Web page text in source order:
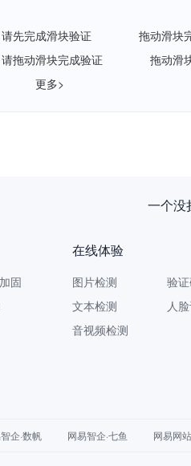
请先完成滑块验证
拖动滑块
请拖动滑块完成验证
拖动滑
更多>
一个没
固
在线体验
图片检测
文本检测
音视频检测
验
人
企·数帆 网易智企·七鱼 网易网